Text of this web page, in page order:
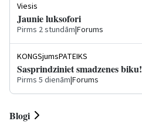
Viesis
Jaunie luksofori
Pirms 2 stundām|Forums
KONGSjumsPATEIKS
Sasprindziniet smadzenes biku!
Pirms 5 dienām|Forums
Blogi